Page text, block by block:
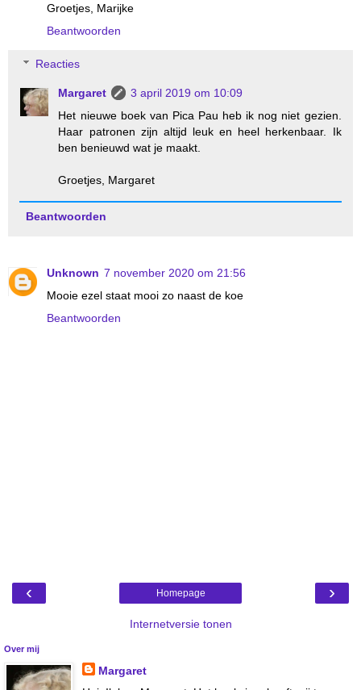
Groetjes, Marijke
Beantwoorden
Reacties
Margaret
3 april 2019 om 10:09
Het nieuwe boek van Pica Pau heb ik nog niet gezien.
Haar patronen zijn altijd leuk en heel herkenbaar. Ik
ben benieuwd wat je maakt.
Groetjes, Margaret
Beantwoorden
Unknown 7 november 2020 om 21:56
Mooie ezel staat mooi zo naast de koe
Beantwoorden
‹ ›
Homepage
Internetversie tonen
Over mij
Margaret